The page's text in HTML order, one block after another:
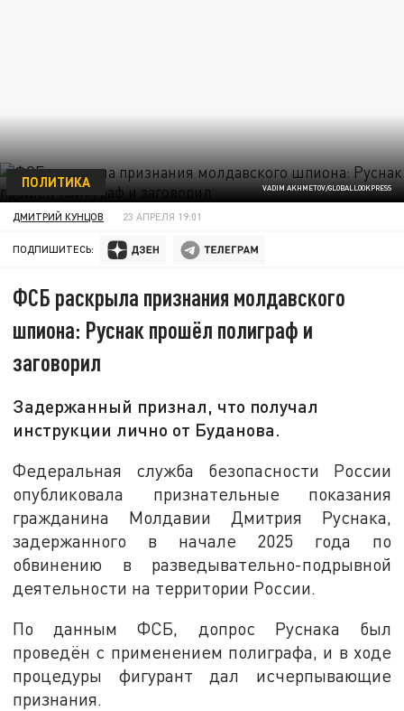
VADIM AKHMETOV/GLOBALLOOKPRESS
ПОЛИТИКА
ДМИТРИЙ КУНЦОВ 23 АПРЕЛЯ 19:01
ПОДПИШИТЕСЬ:
ФСБ раскрыла признания молдавского
шпиона: Руснак прошёл полиграф и
заговорил
Задержанный признал, что получал
инструкции лично от Буданова.
Федеральная служба безопасности России
опубликовала признательные показания
гражданина Молдавии Дмитрия Руснака,
задержанного в начале 2025 года по
обвинению в разведывательно-подрывной
деятельности на территории России.
По данным ФСБ, допрос Руснака был
проведён с применением полиграфа, и в ходе
процедуры фигурант дал исчерпывающие
признания.